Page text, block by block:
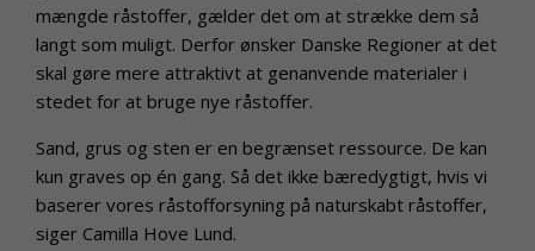
mængde råstoffer, gælder det om at strække dem så
langt som muligt. Derfor ønsker Danske Regioner at det
skal gøre mere attraktivt at genanvende materialer i
stedet for at bruge nye råstoffer.
Sand, grus og sten er en begrænset ressource. De kan
kun graves op én gang. Så det ikke bæredygtigt, hvis vi
baserer vores råstofforsyning på naturskabt råstoffer,
siger Camilla Hove Lund.